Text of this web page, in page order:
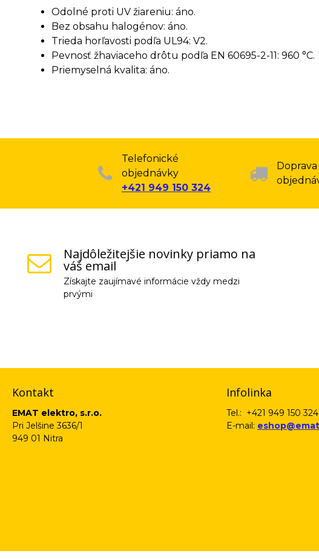
Odolné proti UV žiareniu: áno.
Bez obsahu halogénov: áno.
Trieda horľavosti podľa UL94: V2.
Pevnosť žhaviaceho drôtu podľa EN 60695-2-11: 960 °C.
Priemyselná kvalita: áno.
Telefonické
objednávky
+421 949 150 324
Najdôležitejšie novinky priamo na
váš email
Získajte zaujímavé informácie vždy medzi
prvými
Kontakt
EMAT elektro, s.r.o.
Pri Jelšine 3636/1
949 01 Nitra
Infolinka
Tel.: +421 949 150 324
E-mail: